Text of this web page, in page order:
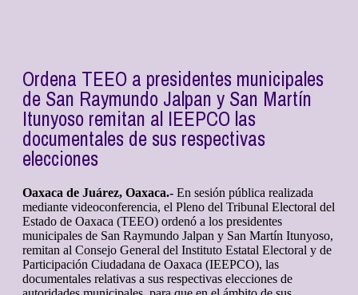
Ordena TEEO a presidentes municipales
de San Raymundo Jalpan y San Martín
Itunyoso remitan al IEEPCO las
documentales de sus respectivas
elecciones
Oaxaca de Juárez, Oaxaca.- En sesión pública realizada
mediante videoconferencia, el Pleno del Tribunal Electoral del
Estado de Oaxaca (TEEO) ordenó a los presidentes
municipales de San Raymundo Jalpan y San Martín Itunyoso,
remitan al Consejo General del Instituto Estatal Electoral y de
Participación Ciudadana de Oaxaca (IEEPCO), las
documentales relativas a sus respectivas elecciones de